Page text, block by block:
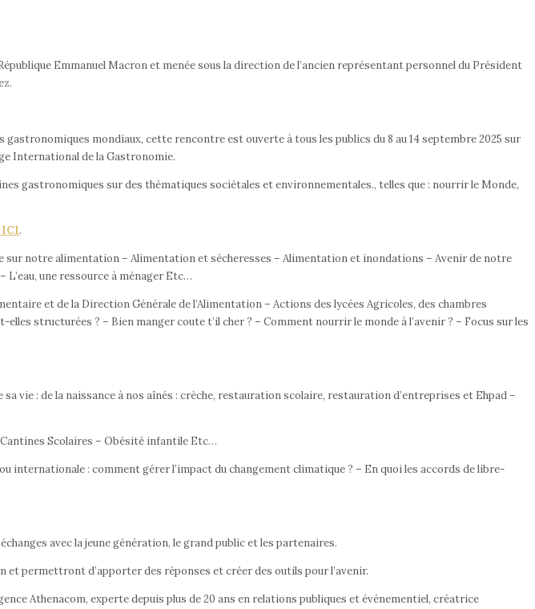
Emmanuel Macron et menée sous la direction de l’ancien représentant personnel du Président
mondiaux, cette rencontre est ouverte à tous les publics du 8 au 14 septembre 2025 sur
International de la Gastronomie.
gastronomiques sur des thématiques sociétales et environnementales., telles que : nourrir le Monde,
ICI.
sur notre alimentation – Alimentation et sécheresses – Alimentation et inondations – Avenir de notre
une ressource à ménager Etc…
et de la Direction Générale de l’Alimentation – Actions des lycées Agricoles, des chambres
structurées ? – Bien manger coute t’il cher ? – Comment nourrir le monde à l’avenir ? – Focus sur les
vie : de la naissance à nos aînés : crèche, restauration scolaire, restauration d’entreprises et Ehpad –
Scolaires – Obésité infantile Etc…
: comment gérer l’impact du changement climatique ? – En quoi les accords de libre-
avec la jeune génération, le grand public et les partenaires.
et permettront d’apporter des réponses et créer des outils pour l’avenir.
Athenacom, experte depuis plus de 20 ans en relations publiques et événementiel, créatrice